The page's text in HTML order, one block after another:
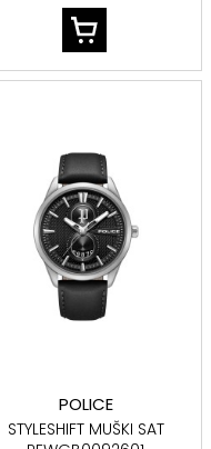
POLICE
STYLESHIFT MUŠKI SAT